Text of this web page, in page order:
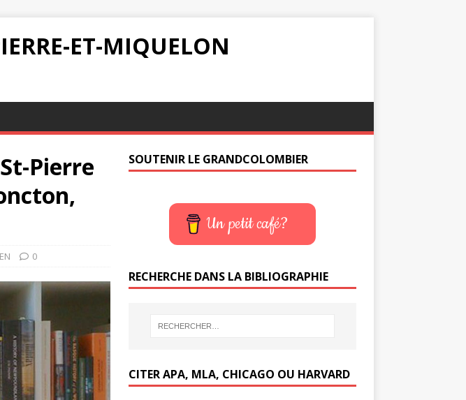
ET-MIQUELON
Pierre
0
SOUTENIR LE GRANDCOLOMBIER
Un petit café?
RECHERCHE DANS LA BIBLIOGRAPHIE
CITER APA, MLA, CHICAGO OU HARVARD